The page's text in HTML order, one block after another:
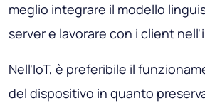
meglio integrare il modello
server e lavorare con i client
Nell'IoT, è preferibile il
del dispositivo in quanto